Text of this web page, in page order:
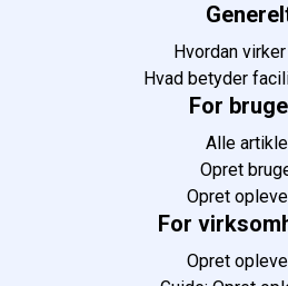
Hvordan
Hvad betyder
For
Alle
Opret
Opret
For
Opret